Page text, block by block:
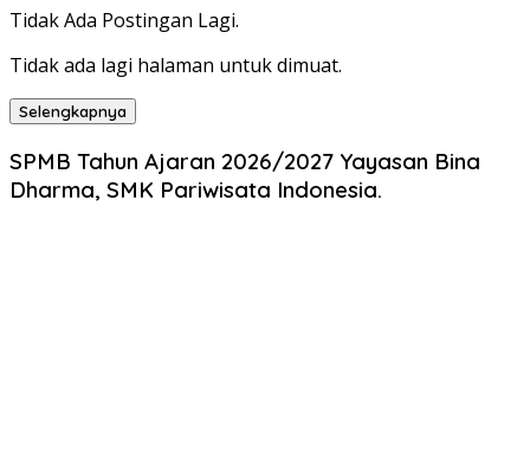
Tidak Ada Postingan Lagi.
Tidak ada lagi halaman untuk dimuat.
Selengkapnya
SPMB Tahun Ajaran 2026/2027 Yayasan Bina
Dharma, SMK Pariwisata Indonesia.